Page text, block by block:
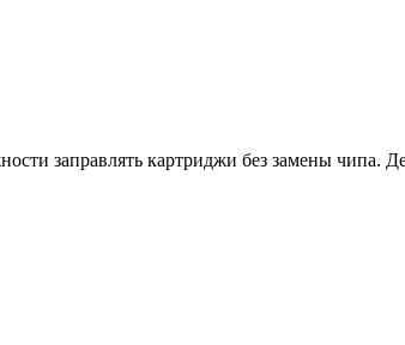
заправлять картриджи без замены чипа.